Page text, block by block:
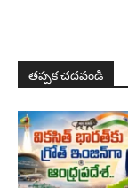
తప్పక చదవండి